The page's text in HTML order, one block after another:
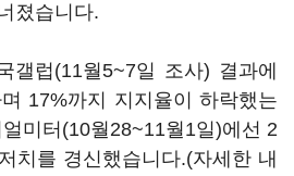
졌습니다.
갤럽(11월5~7일 조사) 결과에
17%까지 지지율이 하락했는
미터(10월28~11월1일)에선 2
치를 경신했습니다.(자세한 내